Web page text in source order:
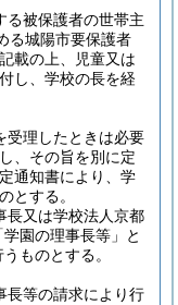
る被保護者の世帯主
る城陽市要保護者
載の上、児童又は
し、学校の長を経
受理したときは必要
、その旨を別に定
通知書により、学
とする。
長又は学校法人京都
園の理事長等」と
ものとする。
長等の請求により行